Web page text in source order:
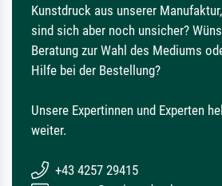
Kunstdruck aus unserer Manufaktur,
sind sich aber noch unsicher?
Beratung zur Wahl des Mediums
Hilfe bei der Bestellung?
Unsere Expertinnen und Experten
weiter.
+43 4257 29415